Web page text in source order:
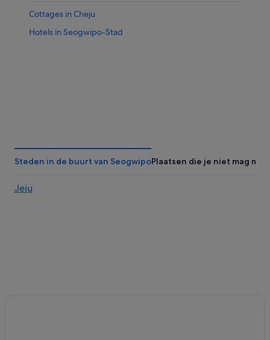
Cottages in Cheju
Hotels in Seogwipo-Stad
Steden in de buurt van SeogwipoPlaatsen die je niet mag
Jeju